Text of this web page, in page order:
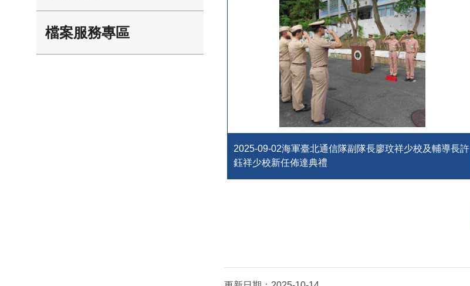
檔案服務專區
2025-09-02海軍臺北通信隊副隊長廖玟祥少校及輔導長許
鈺祥少校新任佈達典禮